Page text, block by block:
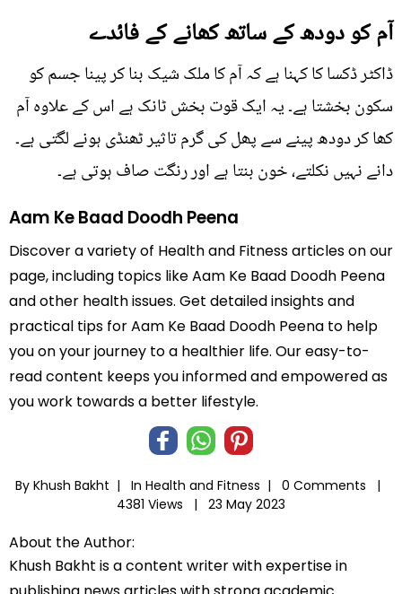
آم کو دودھ کے ساتھ کھانے کے فائدے
ڈاکٹر ڈکسا کا کہنا ہے کہ آم کا ملک شیک بنا کر پینا جسم کو
سکون بخشتا ہے۔ یہ ایک قوت بخش ٹانک ہے اس کے علاوہ آم
کھا کر دودھ پینے سے پھل کی گرم تاثیر ٹھنڈی ہونے لگتی ہے۔
دانے نہیں نکلتے، خون بنتا ہے اور رنگت صاف ہوتی ہے۔
Aam Ke Baad Doodh Peena
Discover a variety of Health and Fitness articles on our
page, including topics like Aam Ke Baad Doodh Peena
and other health issues. Get detailed insights and
practical tips for Aam Ke Baad Doodh Peena to help
you on your journey to a healthier life. Our easy-to-
read content keeps you informed and empowered as
you work towards a better lifestyle.
By Khush Bakht | In Health and Fitness |
0 Comments |
4381 Views |
23 May 2023
About the Author:
Khush Bakht is a content writer with expertise in